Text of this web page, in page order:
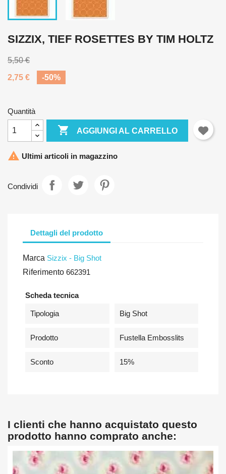
SIZZIX, TIEF ROSETTES BY TIM HOLTZ
5,50 €
2,75 €
-50%
Quantità
 AGGIUNGI AL CARRELLO
 Ultimi articoli in magazzino
Condividi
Dettagli del prodotto
Marca Sizzix - Big Shot
Riferimento 662391
Scheda tecnica
Tipologia Big Shot
Prodotto Fustella Embosslits
Sconto 15%
I clienti che hanno acquistato questo
prodotto hanno comprato anche: